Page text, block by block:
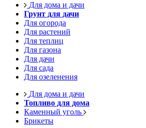
Для дома и дачи
Грунт для дачи
Для огорода
Для растений
Для теплиц
Для газона
Для дачи
Для сада
Для озеленения
Для дома и дачи
Топливо для дома
Каменный уголь
Брикеты